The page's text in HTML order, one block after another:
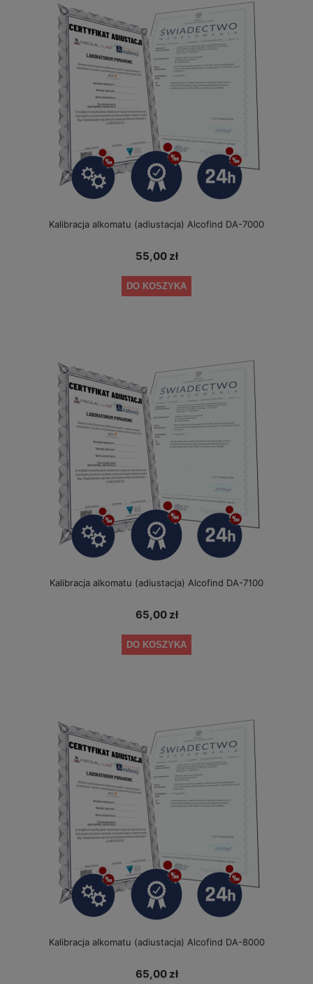
Kalibracja alkomatu (adiustacja) Alcofind DA-7000
55,00 zł
DO KOSZYKA
Kalibracja alkomatu (adiustacja) Alcofind DA-7100
65,00 zł
DO KOSZYKA
Kalibracja alkomatu (adiustacja) Alcofind DA-8000
65,00 zł